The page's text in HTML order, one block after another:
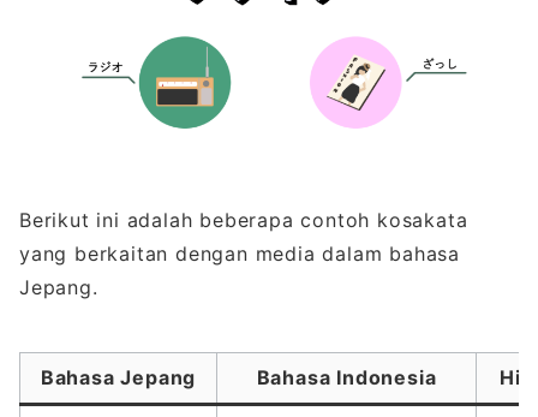
Berikut ini adalah beberapa contoh kosakata
yang berkaitan dengan media dalam bahasa
Jepang.
Bahasa Jepang Bahasa Indonesia